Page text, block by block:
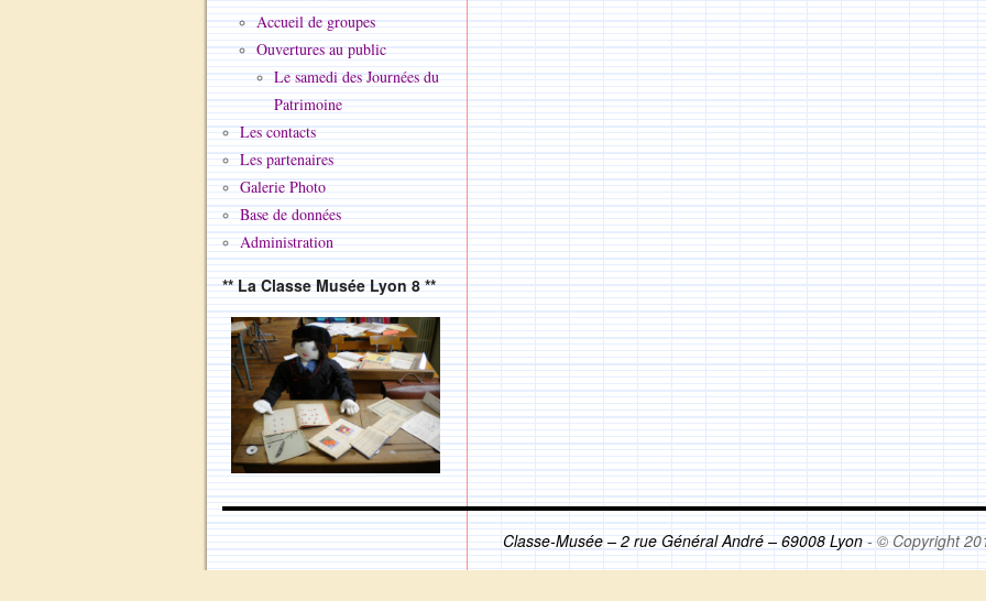
Accueil de groupes
Ouvertures au public
Le samedi des Journées du
Patrimoine
Les contacts
Les partenaires
Galerie Photo
Base de données
Administration
** La Classe Musée Lyon 8 **
Classe-Musée – 2 rue Général André – 69008 Lyon- © Copyright